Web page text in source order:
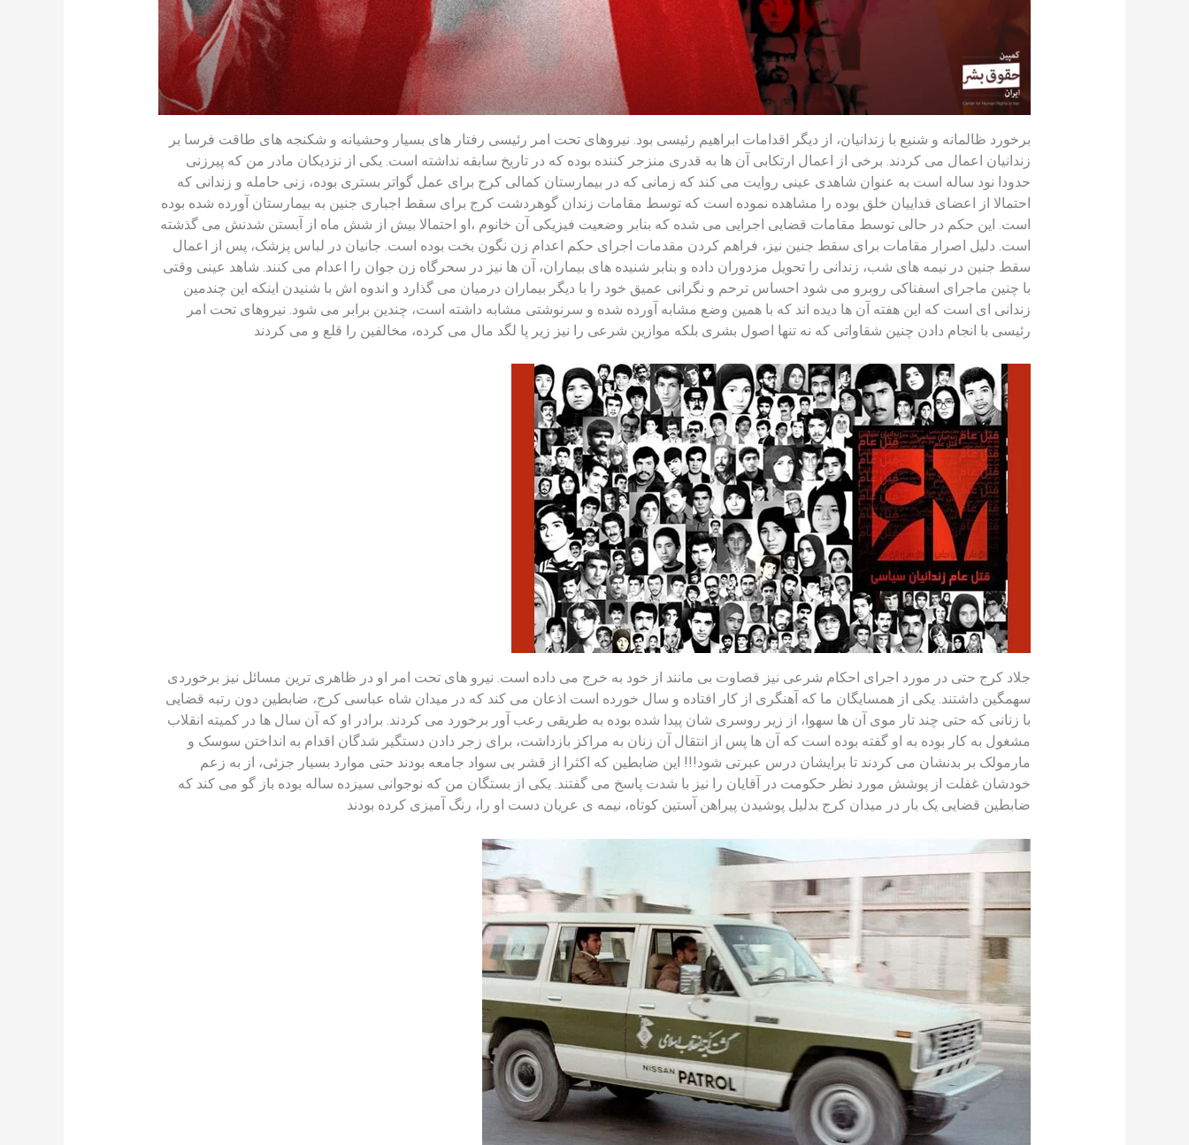
برخورد ظالمانه و شنیع با زندانیان، از دیگر اقدامات ابراهیم رئیسی بود. نیروهای تحت امر رئیسی رفتار های بسیار وحشیانه و شکنجه های طاقت فرسا بر
زندانیان اعمال می کردند. برخی از اعمال ارتکابی آن ها به قدری منزجر کننده بوده که در تاریخ سابقه نداشته است. یکی از نزدیکان مادر من که پیرزنی
حدودا نود ساله است به عنوان شاهدی عینی روایت می کند که زمانی که در بیمارستان کمالی کرج برای عمل گواتر بستری بوده، زنی حامله و زندانی که
احتمالا از اعضای فداییان خلق بوده را مشاهده نموده است که توسط مقامات زندان گوهردشت کرج برای سقط اجباری جنین به بیمارستان آورده شده بوده
است. این حکم در حالی توسط مقامات قضایی اجرایی می شده که بنابر وضعیت فیزیکی آن خانوم ،او احتمالا بیش از شش ماه از آبستن شدنش می گذشته
است. دلیل اصرار مقامات برای سقط جنین نیز، فراهم کردن مقدمات اجرای حکم اعدام زن نگون ‌بخت بوده است. جانیان در لباس پزشک، پس از اعمال
سقط جنین در نیمه های شب، زندانی را تحویل مزدوران داده و بنابر شنیده های بیماران، آن ها نیز در سحرگاه زن جوان را اعدام می کنند. شاهد عینی وقتی
با چنین ماجرای اسفناکی روبرو می شود احساس ترحم و نگرانی عمیق خود را با دیگر بیماران درمیان می گذارد و اندوه اش با شنیدن اینکه این چندمین
زندانی ای است که این هفته آن ها دیده اند که با همین وضع مشابه آورده شده و سرنوشتی مشابه داشته است، چندین برابر می شود. نیروهای تحت امر
رئیسی با انجام دادن چنین شقاواتی که نه تنها اصول بشری بلکه موازین شرعی را نیز زیر پا لگد مال می کرده، مخالفین را قلع و می کردند
جلاد کرج حتی در مورد اجرای احکام شرعی نیز قصاوت بی مانند از خود به خرج می داده است. نیرو های تحت امر او در ظاهری ترین مسائل نیز برخوردی
سهمگین داشتند. یکی از همسایگان ما که آهنگری از کار افتاده و سال خورده است اذعان می کند که در میدان شاه عباسی کرج، ضابطین دون رتبه قضایی
با زنانی که حتی چند تار موی آن ها سهوا، از زیر روسری شان پیدا شده بوده به طریقی رعب آور برخورد می کردند. برادر او که آن سال ها در کمیته انقلاب
مشغول به کار بوده به او گفته بوده است که آن ها پس از انتقال آن زنان به مراکز بازداشت، برای زجر دادن دستگیر شدگان اقدام به انداختن سوسک و
مارمولک بر بدنشان می کردند تا برایشان درس عبرتی شود!!! این ضابطین که اکثرا از قشر بی سواد جامعه بودند حتی موارد بسیار جزئی، از به زعم
خودشان غفلت از پوشش مورد نظر حکومت در آقایان را نیز با شدت پاسخ می گفتند. یکی از بستگان من که نوجوانی سیزده ساله بوده باز گو می کند که
ضابطین قضایی یک بار در میدان کرج بدلیل پوشیدن پیراهن آستین کوتاه، نیمه ی عریان دست او را، رنگ آمیزی کرده بودند